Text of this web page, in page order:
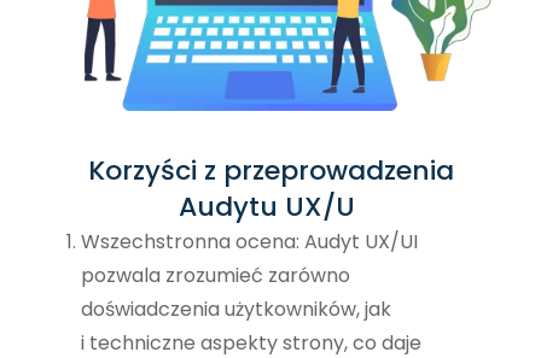
Korzyści z przeprowadzenia
Audytu UX/U
Wszechstronna ocena: Audyt UX/UI
pozwala zrozumieć zarówno
doświadczenia użytkowników, jak
i techniczne aspekty strony, co daje